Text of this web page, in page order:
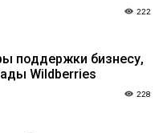
222
поддержки бизнесу,
Wildberries
228